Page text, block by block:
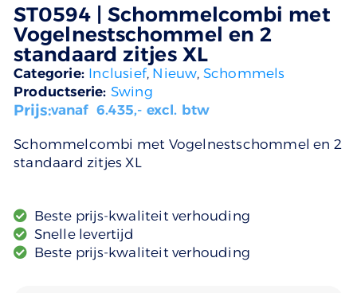
ST0594 | Schommelcombi met
Vogelnestschommel en 2
standaard zitjes XL
Categorie: Inclusief, Nieuw, Schommels
Productserie: Swing
Prijs:vanaf 6.435,- excl. btw
Schommelcombi met Vogelnestschommel en 2
standaard zitjes XL
Beste prijs-kwaliteit verhouding
Snelle levertijd
Beste prijs-kwaliteit verhouding